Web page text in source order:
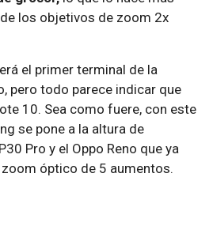
los objetivos de zoom 2x
el primer terminal de la
pero todo parece indicar que
10. Sea como fuere, con este
se pone a la altura de
Pro y el Oppo Reno que ya
óptico de 5 aumentos.